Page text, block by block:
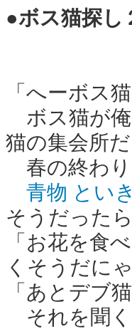
●ボス猫探し
「へーボス
ボス猫が俺
猫の集会所
春の終わ
青物 とい
そうだった
「お花を食
くそうだに
「あとデブ
それを聞く